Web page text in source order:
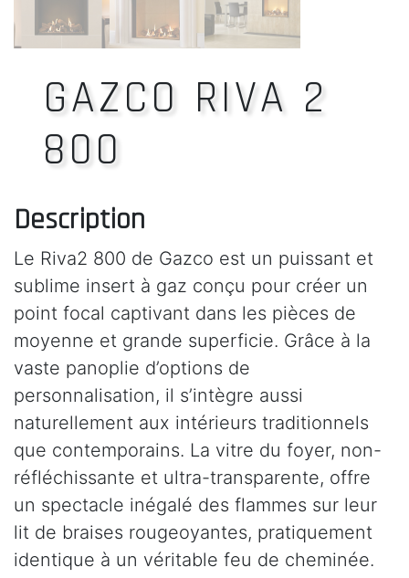
GAZCO RIVA 2
800
Description
Le Riva2 800 de Gazco est un puissant et
sublime insert à gaz conçu pour créer un
point focal captivant dans les pièces de
moyenne et grande superficie. Grâce à la
vaste panoplie d’options de
personnalisation, il s’intègre aussi
naturellement aux intérieurs traditionnels
que contemporains. La vitre du foyer, non-
réfléchissante et ultra-transparente, offre
un spectacle inégalé des flammes sur leur
lit de braises rougeoyantes, pratiquement
identique à un véritable feu de cheminée.